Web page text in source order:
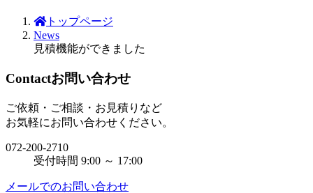
トップページ
News
見積機能ができました
Contactお問い合わせ
ご依頼・ご相談・お見積りなど
お気軽にお問い合わせください。
072-200-2710
受付時間 9:00 ～ 17:00
メールでのお問い合わせ